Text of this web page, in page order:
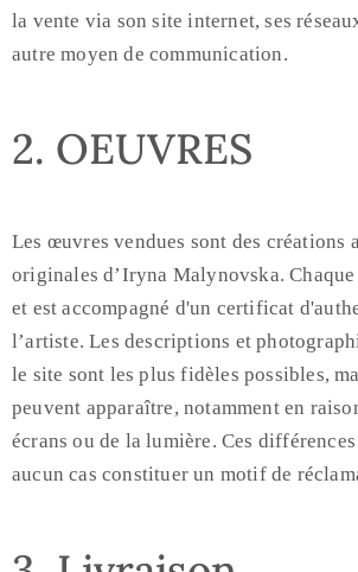
la vente via son site internet, ses
autre moyen de communication.
2. OEUVRES
Les œuvres vendues sont des créations
originales d’Iryna Malynovska.
et est accompagné d'un certificat
l’artiste. Les descriptions et
le site sont les plus fidèles possibles,
peuvent apparaître, notamment en
écrans ou de la lumière. Ces
aucun cas constituer un motif de